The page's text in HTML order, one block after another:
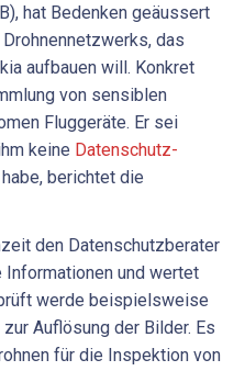
hat Bedenken geäussert
das
aufbauen will. Konkret
von sensiblen
Fluggeräte. Er sei
keine Datenschutz-
berichtet die
den Datenschutzberater
und wertet
werde beispielsweise
Auflösung der Bilder. Es
für die Inspektion von